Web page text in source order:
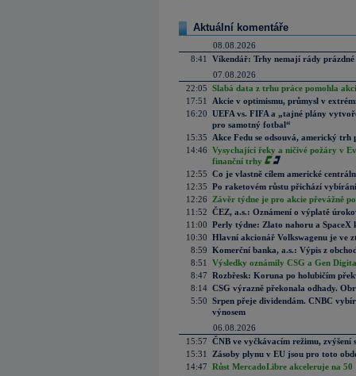
Aktuální komentáře
08.08.2026
8:41
Víkendář: Trhy nemají rády prázdné
07.08.2026
22:05 Slabá data z trhu práce pomohla
17:51
Akcie v optimismu, průmysl v
16:20 UEFA vs. FIFA a „tajné plány
pro samotný fotbal“
15:35
Akce Fedu se odsouvá, americký
14:46 Vysychající řeky a ničivé požáry v
finanční trhy
12:55 Co je vlastně cílem americké
12:35 Po raketovém růstu přichází
12:26
Závěr týdne je pro akcie převážně
11:52 ČEZ, a.s.: Oznámení o výplatě
11:00 Perly týdne: Zlato nahoru a SpaceX
10:30 Hlavní akcionář Volkswagenu je ve
8:59 Komerční banka, a.s.: Výpis z
8:51
Výsledky oznámily CSG a Gen
8:47 Rozbřesk: Koruna po holubičím
8:14 CSG výrazně překonala odhady.
5:50 Srpen přeje dividendám. CNBC
výnosem
06.08.2026
15:57 ČNB ve vyčkávacím režimu, zvýšení
15:31
Zásoby plynu v EU jsou pro toto
14:47 Růst MercadoLibre akceleruje na